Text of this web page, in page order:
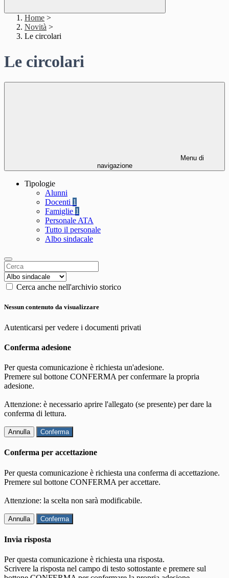
Home >
Novità >
Le circolari
Le circolari
Menu di
navigazione
Tipologie
Alunni
Docenti 1
Famiglie 1
Personale ATA
Tutto il personale
Albo sindacale
Cerca anche nell'archivio storico
Nessun contenuto da visualizzare
Autenticarsi per vedere i documenti privati
Conferma adesione
Per questa comunicazione è richiesta un'adesione.
Premere sul bottone CONFERMA per confermare la propria
adesione.
Attenzione: è necessario aprire l'allegato (se presente) per dare la
conferma di lettura.
Annulla Conferma
Conferma per accettazione
Per questa comunicazione è richiesta una conferma di accettazione.
Premere sul bottone CONFERMA per accettare.
Attenzione: la scelta non sarà modificabile.
Annulla Conferma
Invia risposta
Per questa comunicazione è richiesta una risposta.
Scrivere la risposta nel campo di testo sottostante e premere sul